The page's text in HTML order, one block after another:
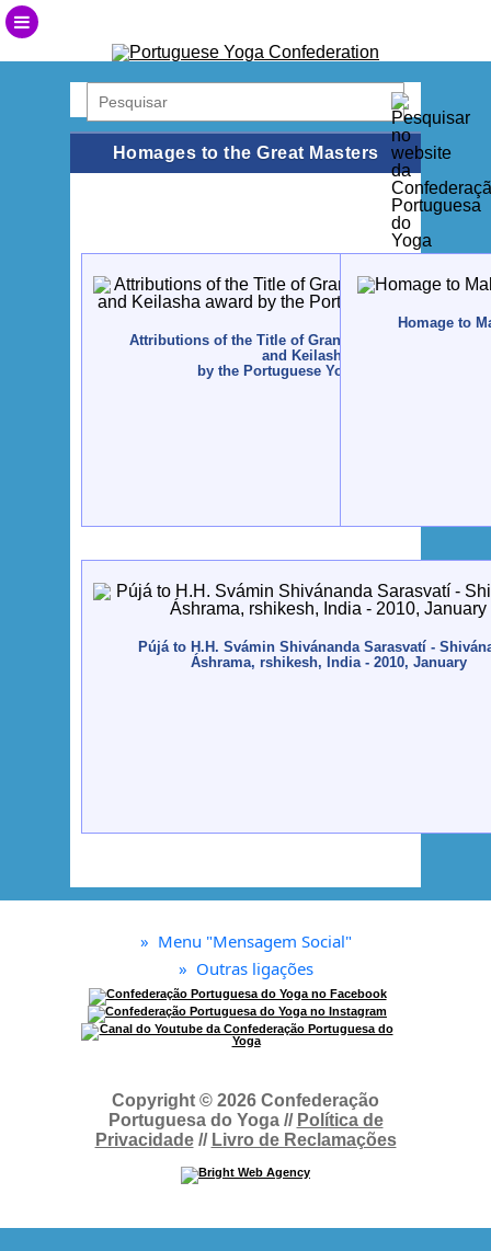
Homages to the Great Masters
Attributions of the Title of Grand International Yoga
and Keilasha award
by the Portuguese Yoga Confederation
Homage to
Pújá to H.H. Svámin Shivánanda Sarasvatí -
Áshrama, rshikesh, India - 2010, January
» Menu "Mensagem Social"
» Outras ligações
Copyright © 2026 Confederação
Portuguesa do Yoga // Política de
Privacidade// Livro de Reclamações